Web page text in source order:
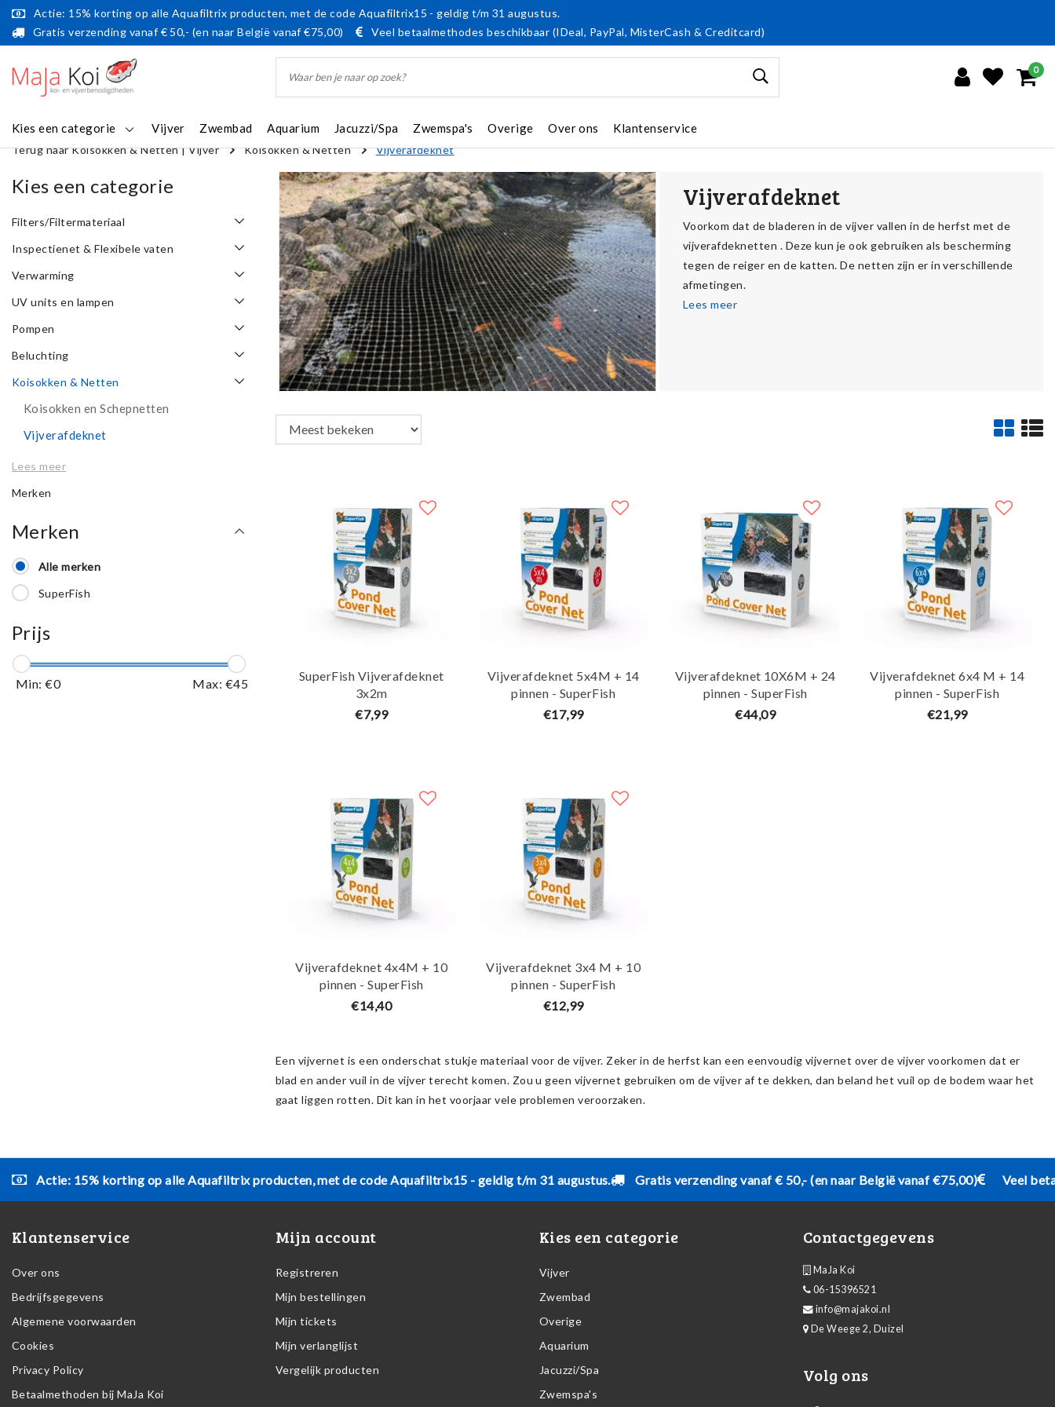
Actie: 15% korting op alle Aquafiltrix producten, met de code Aquafiltrix15 - geldig t/m 31 augustus.
Gratis verzending vanaf € 50,- (en naar België vanaf €75,00)
Veel betaalmethodes beschikbaar (IDeal, PayPal, MisterCash & Creditcard)
0
Kies een categorie Vijver Zwembad Aquarium Jacuzzi/Spa Zwemspa's Overige Over ons Klantenservice
Terug naar Koisokken & Netten|Vijver Koisokken & Netten Vijverafdeknet
Kies een categorie
Filters/Filtermateriaal
Inspectienet & Flexibele vaten
Verwarming
UV units en lampen
Pompen
Beluchting
Koisokken & Netten
Koisokken en Schepnetten
Vijverafdeknet
Lees meer
Merken
Merken
Alle merken
SuperFish
Prijs
Min: €0 Max: €45
Vijverafdeknet
Voorkom dat de bladeren in de vijver vallen in de herfst met de
vijverafdeknetten . Deze kun je ook gebruiken als bescherming
tegen de reiger en de katten. De netten zijn er in verschillende
afmetingen.
Lees meer
SuperFish Vijverafdeknet
3x2m
€7,99
Vijverafdeknet 5x4M + 14
pinnen - SuperFish
€17,99
Vijverafdeknet 10X6M + 24
pinnen - SuperFish
€44,09
Vijverafdeknet 6x4 M + 14
pinnen - SuperFish
€21,99
Vijverafdeknet 4x4M + 10
pinnen - SuperFish
€14,40
Vijverafdeknet 3x4 M + 10
pinnen - SuperFish
€12,99
Een vijvernet is een onderschat stukje materiaal voor de vijver. Zeker in de herfst kan een eenvoudig vijvernet over de vijver voorkomen dat er
blad en ander vuil in de vijver terecht komen. Zou u geen vijvernet gebruiken om de vijver af te dekken, dan beland het vuil op de bodem waar het
gaat liggen rotten. Dit kan in het voorjaar vele problemen veroorzaken.
Actie: 15% korting op alle Aquafiltrix producten, met de code Aquafiltrix15 - geldig t/m 31 augustus. Gratis verzending vanaf € 50,- (en naar België vanaf €75,00) Veel
Klantenservice
Over ons
Bedrijfsgegevens
Algemene voorwaarden
Cookies
Privacy Policy
Betaalmethoden bij MaJa Koi
Mijn account
Registreren
Mijn bestellingen
Mijn tickets
Mijn verlanglijst
Vergelijk producten
Kies een categorie
Vijver
Zwembad
Overige
Aquarium
Jacuzzi/Spa
Zwemspa's
Contactgegevens
MaJa Koi
06-15396521
info@majakoi.nl
De Weege 2, Duizel
Volg ons